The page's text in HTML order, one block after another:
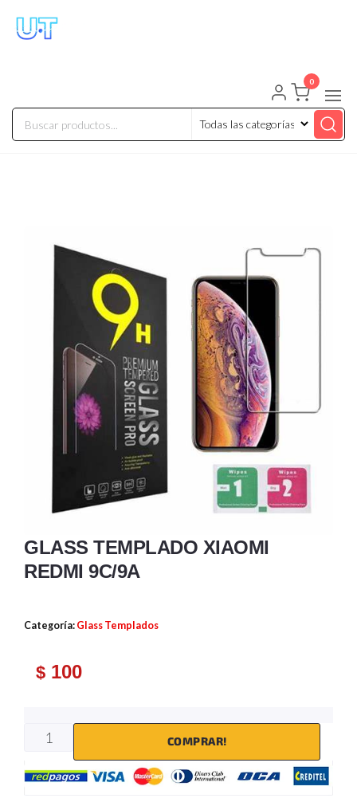
0
GLASS TEMPLADO XIAOMI
REDMI 9C/9A
Categoría: Glass Templados
$ 100
COMPRAR!